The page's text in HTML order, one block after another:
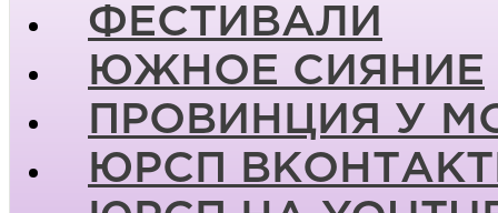
ФЕСТИВАЛИ
ЮЖНОЕ СИЯНИЕ
ПРОВИНЦИЯ У
ЮРСП